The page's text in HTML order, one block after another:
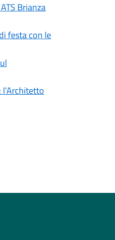
Brianza
festa con le